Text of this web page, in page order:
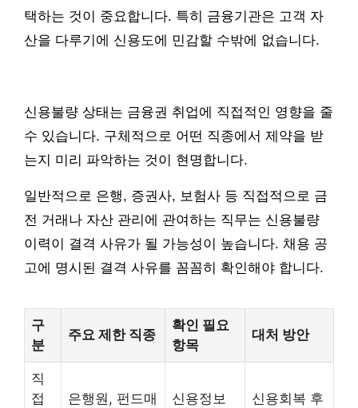
택하는 것이 중요합니다. 특히 금융기관은 고객 자
산을 다루기에 신용도에 민감할 수밖에 없습니다.
신용불량 상태는 금융권 취업에 직접적인 영향을 줄
수 있습니다. 구체적으로 어떤 직종에서 제약을 받
는지 미리 파악하는 것이 현명합니다.
일반적으로 은행, 증권사, 보험사 등 직접적으로 금
전 거래나 자산 관리에 관여하는 직무는 신용불량
이력이 결격 사유가 될 가능성이 높습니다. 채용 공
고에 명시된 결격 사유를 꼼꼼히 확인해야 합니다.
구
분
주요 제한 직종
확인 필요
항목
대처 방안
직
접
은행원, 펀드매
신용정보
신용회복 후